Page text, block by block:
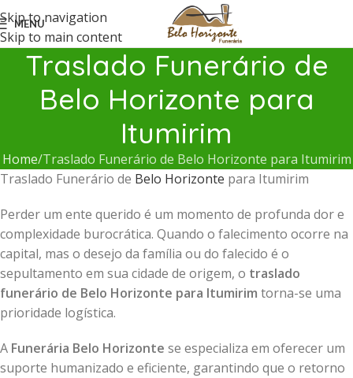
Skip to navigation
Skip to main content
MENU
Traslado Funerário de
Belo Horizonte para
Itumirim
Home Traslado Funerário de Belo Horizonte para Itumirim
Traslado Funerário de Belo Horizonte para Itumirim
Perder um ente querido é um momento de profunda dor e
complexidade burocrática. Quando o falecimento ocorre na
capital, mas o desejo da família ou do falecido é o
sepultamento em sua cidade de origem, o traslado
funerário de Belo Horizonte para Itumirim torna-se uma
prioridade logística.
A Funerária Belo Horizonte se especializa em oferecer um
suporte humanizado e eficiente, garantindo que o retorno